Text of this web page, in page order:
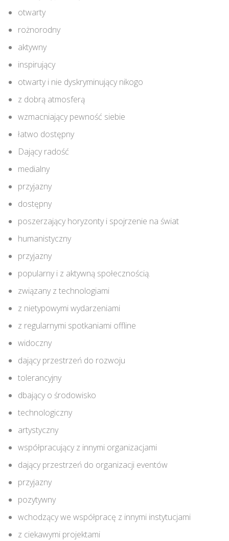
otwarty
rożnorodny
aktywny
inspirujący
otwarty i nie dyskryminujący nikogo
z dobrą atmosferą
wzmacniający pewność siebie
łatwo dostępny
Dający radość
medialny
przyjazny
dostępny
poszerzający horyzonty i spojrzenie na świat
humanistyczny
przyjazny
popularny i z aktywną społecznością.
związany z technologiami
z nietypowymi wydarzeniami
z regularnymi spotkaniami offline
widoczny
dający przestrzeń do rozwoju
tolerancyjny
dbający o środowisko
technologiczny
artystyczny
współpracujący z innymi organizacjami
dający przestrzeń do organizacji eventów
przyjazny
pozytywny
wchodzący we współpracę z innymi instytucjami
z ciekawymi projektami